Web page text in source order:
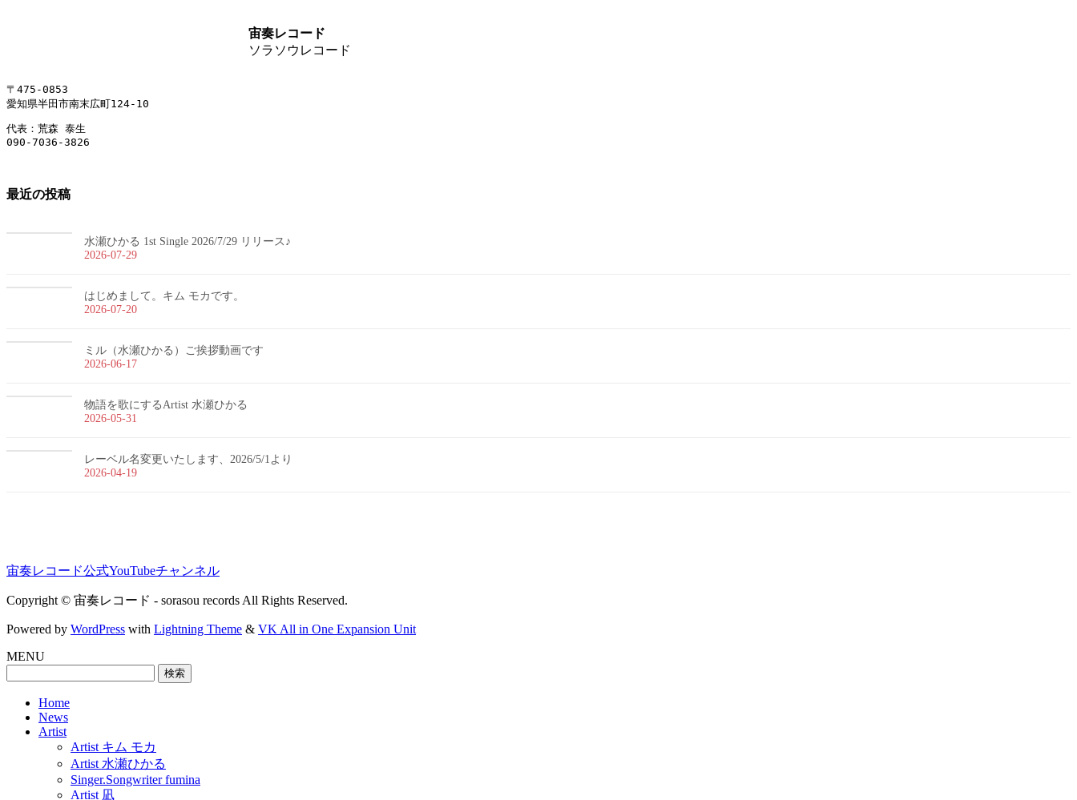
宙奏レコード
ソラソウレコード
〒475-0853
愛知県半田市南末広町124-10
代表：荒森 泰生
090-7036-3826
最近の投稿
水瀬ひかる 1st Single 2026/7/29 リリース♪
2026-07-29
はじめまして。キム モカです。
2026-07-20
ミル（水瀬ひかる）ご挨拶動画です
2026-06-17
物語を歌にするArtist 水瀬ひかる
2026-05-31
レーベル名変更いたします、2026/5/1より
2026-04-19
宙奏レコード公式YouTubeチャンネル
Copyright © 宙奏レコード - sorasou records All Rights Reserved.
Powered by WordPress with Lightning Theme & VK All in One Expansion Unit
MENU
Home
News
Artist
Artist キム モカ
Artist 水瀬ひかる
Singer.Songwriter fumina
Artist 凪